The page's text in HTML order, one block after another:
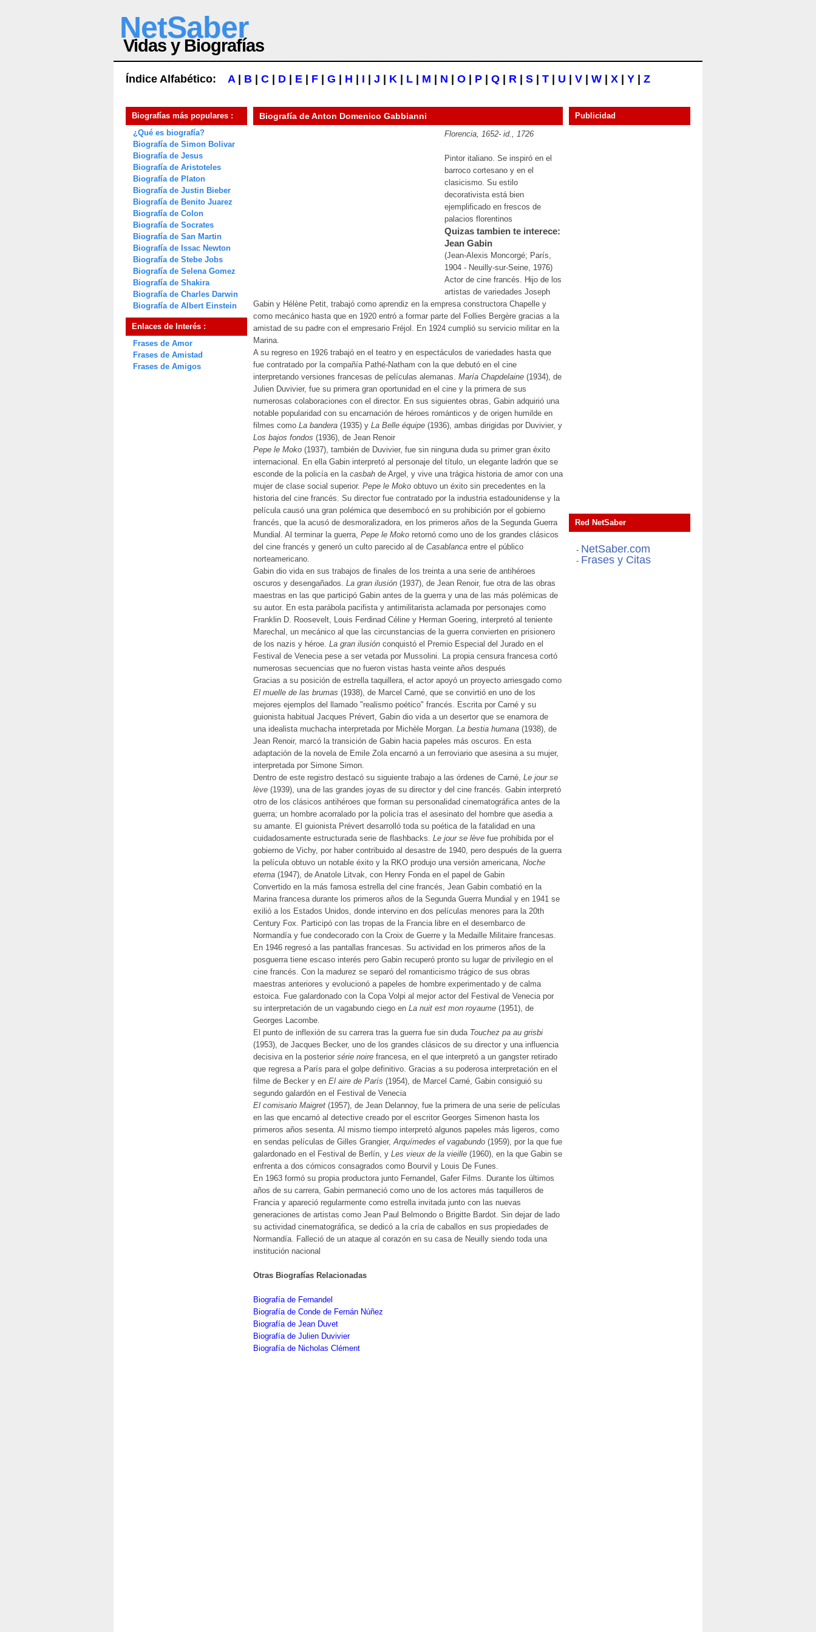
NetSaber
Vidas y Biografías
Índice Alfabético: A| B C D E F G H I J K L M N O P Q R S T U V W X Y Z
Biografías más populares :
¿Qué es biografía?
Biografía de Simon Bolivar
Biografía de Jesus
Biografía de Aristoteles
Biografía de Platon
Biografía de Justin Bieber
Biografía de Benito Juarez
Biografía de Colon
Biografía de Socrates
Biografía de San Martin
Biografía de Issac Newton
Biografía de Stebe Jobs
Biografía de Selena Gomez
Biografía de Shakira
Biografía de Charles Darwin
Biografía de Albert Einstein
Enlaces de Interés :
Frases de Amor
Frases de Amistad
Frases de Amigos
Biografía deAnton Domenico Gabbianni
Florencia, 1652- id., 1726
Pintor italiano. Se inspiró en el
barroco cortesano y en el
clasicismo. Su estilo
decorativista está bien
ejemplificado en frescos de
palacios florentinos
Quizas tambien te interece:
Jean Gabin
(Jean-Alexis Moncorgé; París,
1904 - Neuilly-sur-Seine, 1976)
Actor de cine francés. Hijo de los
artistas de variedades Joseph
Gabin y Hélène Petit, trabajó como aprendiz en la empresa constructora Chapelle y
como mecánico hasta que en 1920 entró a formar parte del Follies Bergère gracias a la
amistad de su padre con el empresario Fréjol. En 1924 cumplió su servicio militar en la
Marina.
A su regreso en 1926 trabajó en el teatro y en espectáculos de variedades hasta que
fue contratado por la compañía Pathé-Natham con la que debutó en el cine
interpretando versiones francesas de películas alemanas. María Chapdelaine (1934), de
Julien Duvivier, fue su primera gran oportunidad en el cine y la primera de sus
numerosas colaboraciones con el director. En sus siguientes obras, Gabin adquirió una
notable popularidad con su encarnación de héroes románticos y de origen humilde en
filmes como La bandera (1935) y La Belle équipe (1936), ambas dirigidas por Duvivier, y
Los bajos fondos (1936), de Jean Renoir
Pepe le Moko (1937), también de Duvivier, fue sin ninguna duda su primer gran éxito
internacional. En ella Gabin interpretó al personaje del título, un elegante ladrón que se
esconde de la policía en la casbah de Argel, y vive una trágica historia de amor con una
mujer de clase social superior. Pepe le Moko obtuvo un éxito sin precedentes en la
historia del cine francés. Su director fue contratado por la industria estadounidense y la
película causó una gran polémica que desembocó en su prohibición por el gobierno
francés, que la acusó de desmoralizadora, en los primeros años de la Segunda Guerra
Mundial. Al terminar la guerra, Pepe le Moko retornó como uno de los grandes clásicos
del cine francés y generó un culto parecido al de Casablanca entre el público
norteamericano.
Gabin dio vida en sus trabajos de finales de los treinta a una serie de antihéroes
oscuros y desengañados. La gran ilusión (1937), de Jean Renoir, fue otra de las obras
maestras en las que participó Gabin antes de la guerra y una de las más polémicas de
su autor. En esta parábola pacifista y antimilitarista aclamada por personajes como
Franklin D. Roosevelt, Louis Ferdinad Céline y Herman Goering, interpretó al teniente
Marechal, un mecánico al que las circunstancias de la guerra convierten en prisionero
de los nazis y héroe. La gran ilusión conquistó el Premio Especial del Jurado en el
Festival de Venecia pese a ser vetada por Mussolini. La propia censura francesa cortó
numerosas secuencias que no fueron vistas hasta veinte años después
Gracias a su posición de estrella taquillera, el actor apoyó un proyecto arriesgado como
El muelle de las brumas (1938), de Marcel Carné, que se convirtió en uno de los
mejores ejemplos del llamado "realismo poético" francés. Escrita por Carné y su
guionista habitual Jacques Prévert, Gabin dio vida a un desertor que se enamora de
una idealista muchacha interpretada por Michèle Morgan. La bestia humana (1938), de
Jean Renoir, marcó la transición de Gabin hacia papeles más oscuros. En esta
adaptación de la novela de Emile Zola encarnó a un ferroviario que asesina a su mujer,
interpretada por Simone Simon.
Dentro de este registro destacó su siguiente trabajo a las órdenes de Carné, Le jour se
lève (1939), una de las grandes joyas de su director y del cine francés. Gabin interpretó
otro de los clásicos antihéroes que forman su personalidad cinematográfica antes de la
guerra; un hombre acorralado por la policía tras el asesinato del hombre que asedia a
su amante. El guionista Prévert desarrolló toda su poética de la fatalidad en una
cuidadosamente estructurada serie de flashbacks. Le jour se lève fue prohibida por el
gobierno de Vichy, por haber contribuido al desastre de 1940, pero después de la guerra
la película obtuvo un notable éxito y la RKO produjo una versión americana, Noche
eterna (1947), de Anatole Litvak, con Henry Fonda en el papel de Gabin
Convertido en la más famosa estrella del cine francés, Jean Gabin combatió en la
Marina francesa durante los primeros años de la Segunda Guerra Mundial y en 1941 se
exilió a los Estados Unidos, donde intervino en dos películas menores para la 20th
Century Fox. Participó con las tropas de la Francia libre en el desembarco de
Normandía y fue condecorado con la Croix de Guerre y la Medaille Militaire francesas.
En 1946 regresó a las pantallas francesas. Su actividad en los primeros años de la
posguerra tiene escaso interés pero Gabin recuperó pronto su lugar de privilegio en el
cine francés. Con la madurez se separó del romanticismo trágico de sus obras
maestras anteriores y evolucionó a papeles de hombre experimentado y de calma
estoica. Fue galardonado con la Copa Volpi al mejor actor del Festival de Venecia por
su interpretación de un vagabundo ciego en La nuit est mon royaume (1951), de
Georges Lacombe.
El punto de inflexión de su carrera tras la guerra fue sin duda Touchez pa au grisbi
(1953), de Jacques Becker, uno de los grandes clásicos de su director y una influencia
decisiva en la posterior série noire francesa, en el que interpretó a un gangster retirado
que regresa a París para el golpe definitivo. Gracias a su poderosa interpretación en el
filme de Becker y en El aire de París (1954), de Marcel Carné, Gabin consiguió su
segundo galardón en el Festival de Venecia
El comisario Maigret (1957), de Jean Delannoy, fue la primera de una serie de películas
en las que encarnó al detective creado por el escritor Georges Simenon hasta los
primeros años sesenta. Al mismo tiempo interpretó algunos papeles más ligeros, como
en sendas películas de Gilles Grangier,Arquímedes el vagabundo (1959), por la que fue
galardonado en el Festival de Berlín, y Les vieux de la vieille (1960), en la que Gabin se
enfrenta a dos cómicos consagrados como Bourvil y Louis De Funes.
En 1963 formó su propia productora junto Fernandel, Gafer Films. Durante los últimos
años de su carrera, Gabin permaneció como uno de los actores más taquilleros de
Francia y apareció regularmente como estrella invitada junto con las nuevas
generaciones de artistas como Jean Paul Belmondo o Brigitte Bardot. Sin dejar de lado
su actividad cinematográfica, se dedicó a la cría de caballos en sus propiedades de
Normandía. Falleció de un ataque al corazón en su casa de Neuilly siendo toda una
institución nacional
Otras Biografías Relacionadas
Biografía de Fernandel
Biografía de Conde de Fernán Núñez
Biografía de Jean Duvet
Biografía de Julien Duvivier
Biografía de Nicholas Clément
Publicidad
Red NetSaber
- NetSaber.com
- Frases y Citas